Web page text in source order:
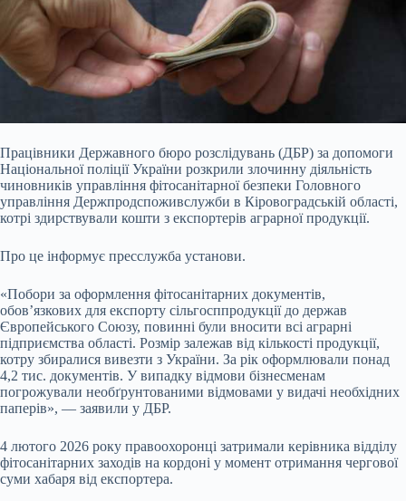
Працівники Державного бюро розслідувань (ДБР) за допомоги
Національної поліції України розкрили злочинну діяльність
чиновників управління фітосанітарної безпеки Головного
управління Держпродспоживслужби в Кіровоградській області,
котрі здирствували кошти з експортерів аграрної продукції.
Про це інформує пресслужба установи.
«Побори за оформлення фітосанітарних документів,
обов’язкових для експорту сільгосппродукції до держав
Європейського Союзу, повинні були вносити всі аграрні
підприємства області. Розмір залежав від кількості продукції,
котру збиралися вивезти з України. За рік оформлювали понад
4,2 тис. документів. У випадку відмови бізнесменам
погрожували необґрунтованими відмовами у видачі необхідних
паперів», — заявили у ДБР.
4 лютого 2026 року правоохоронці затримали керівника відділу
фітосанітарних заходів на кордоні у момент отримання чергової
суми хабаря від експортера.